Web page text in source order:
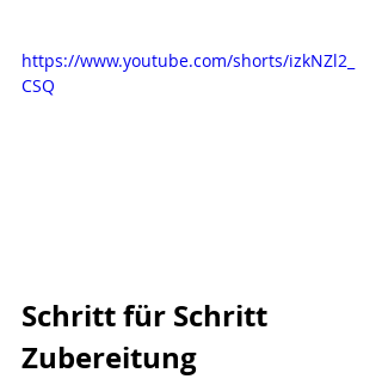
https://www.youtube.com/shorts/izkNZl2_
CSQ
Schritt für Schritt
Zubereitung